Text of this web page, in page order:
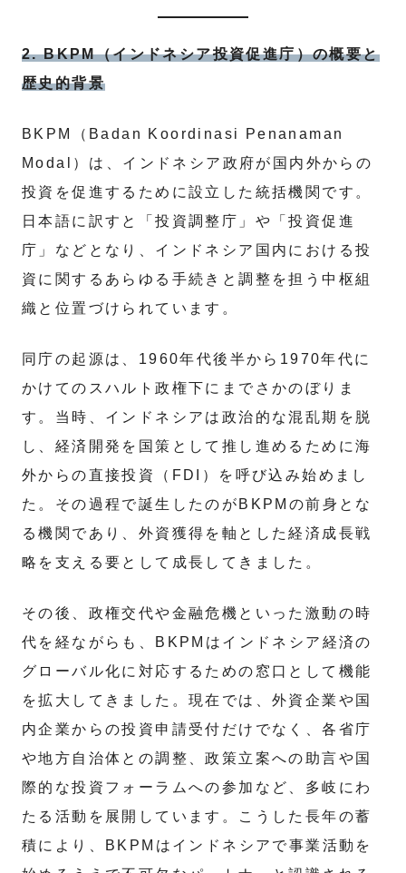
2. BKPM（インドネシア投資促進庁）の概要と
歴史的背景
BKPM（Badan Koordinasi Penanaman
Modal）は、インドネシア政府が国内外からの
投資を促進するために設立した統括機関です。
日本語に訳すと「投資調整庁」や「投資促進
庁」などとなり、インドネシア国内における投
資に関するあらゆる手続きと調整を担う中枢組
織と位置づけられています。
同庁の起源は、1960年代後半から1970年代に
かけてのスハルト政権下にまでさかのぼりま
す。当時、インドネシアは政治的な混乱期を脱
し、経済開発を国策として推し進めるために海
外からの直接投資（FDI）を呼び込み始めまし
た。その過程で誕生したのがBKPMの前身とな
る機関であり、外資獲得を軸とした経済成長戦
略を支える要として成長してきました。
その後、政権交代や金融危機といった激動の時
代を経ながらも、BKPMはインドネシア経済の
グローバル化に対応するための窓口として機能
を拡大してきました。現在では、外資企業や国
内企業からの投資申請受付だけでなく、各省庁
や地方自治体との調整、政策立案への助言や国
際的な投資フォーラムへの参加など、多岐にわ
たる活動を展開しています。こうした長年の蓄
積により、BKPMはインドネシアで事業活動を